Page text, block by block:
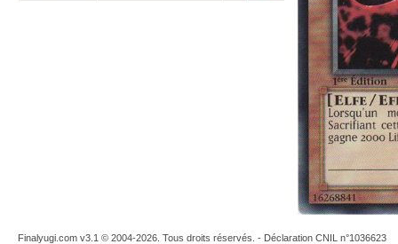
Finalyugi.com v3.1 © 2004-2026. Tous droits réservés. - Déclaration CNIL n°1036623